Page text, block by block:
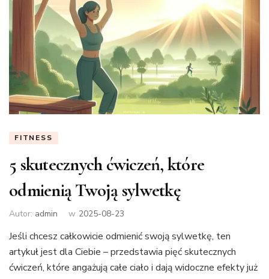
FITNESS
5 skutecznych ćwiczeń, które
odmienią Twoją sylwetkę
Autor: admin w 2025-08-23
Jeśli chcesz całkowicie odmienić swoją sylwetkę, ten
artykuł jest dla Ciebie – przedstawia pięć skutecznych
ćwiczeń, które angażują całe ciało i dają widoczne efekty już